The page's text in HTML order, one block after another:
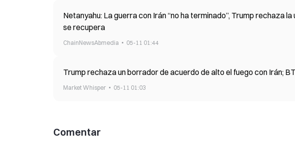
Netanyahu: La guerra con Irán “no ha terminado”, Trump rechaza
se recupera
ChainNewsAbmedia 05-11 01:44
Trump rechaza un borrador de acuerdo de alto el fuego con Irán;
Market Whisper 05-11 01:03
Comentar